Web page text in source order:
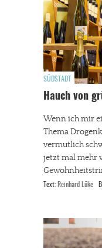
SÜDSTADT
Hauch von
Wenn ich mir
Thema
vermutlich
jetzt mal mehr
Text: Reinhard Lüke